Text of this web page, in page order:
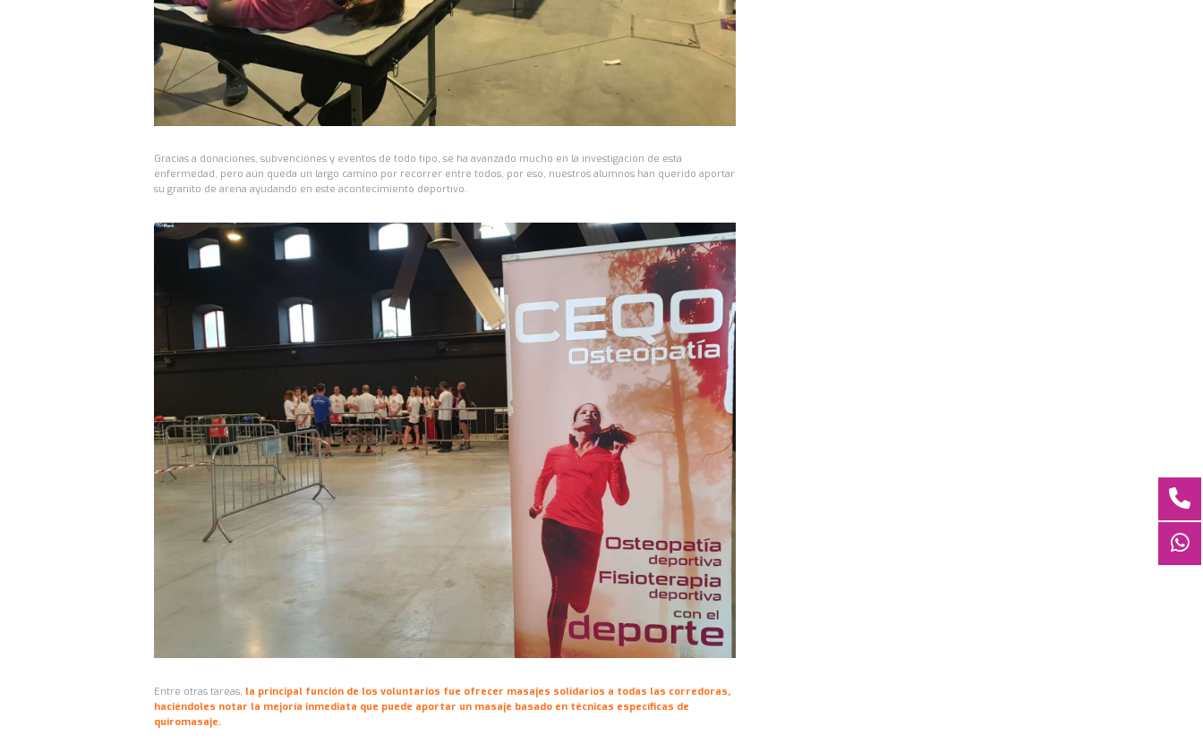
Gracias a donaciones, subvenciones y eventos de todo tipo, se ha avanzado mucho en la investigación de esta
enfermedad, pero aún queda un largo camino por recorrer entre todos, por eso, nuestros alumnos han querido aportar
su granito de arena ayudando en este acontecimiento deportivo.
Entre otras tareas, la principal función de los voluntarios fue ofrecer masajes solidarios a todas las corredoras,
haciéndoles notar la mejoría inmediata que puede aportar un masaje basado en técnicas específicas de
quiromasaje.